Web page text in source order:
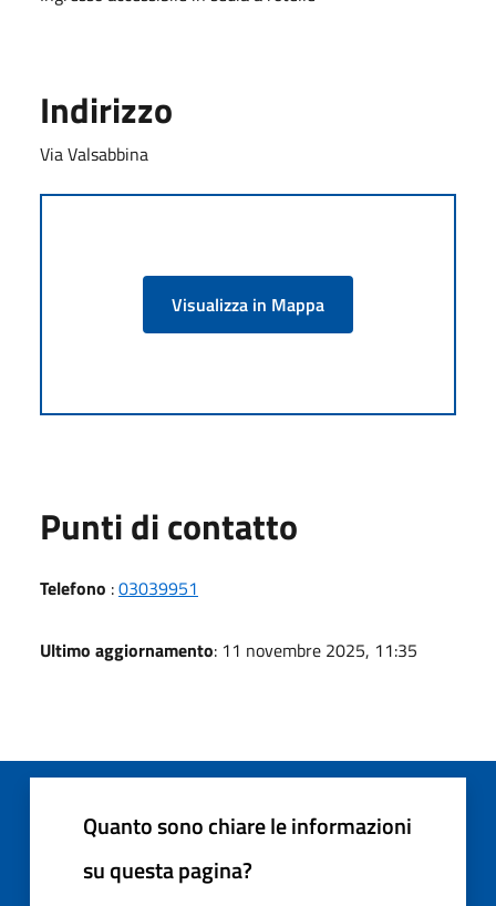
Indirizzo
Via Valsabbina
Visualizza in Mappa
Punti di contatto
Telefono :03039951
Ultimo aggiornamento: 11 novembre 2025, 11:35
Quanto sono chiare le informazioni
su questa pagina?